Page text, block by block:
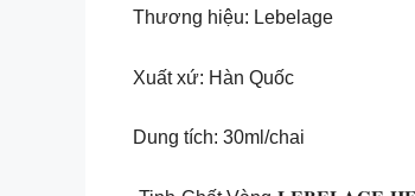
Thương hiệu: Lebelage
Xuất xứ: Hàn Quốc
Dung tích: 30ml/chai